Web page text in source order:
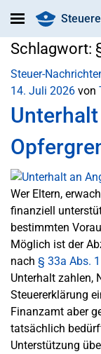
Schlagwort:
Steuer-
14. Juli 2026 von
Wer Eltern,
finanziell
bestimmten
Möglich ist der
nach § 33a Abs. 1
Unterhalt zahlen,
Steuererklärung
Finanzamt aber
tatsächlich
Unterstützung